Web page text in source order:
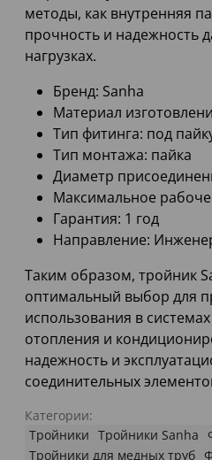
методы, как внутренняя
прочность и надежность
нагрузках.
Бренд: Sanha
Материал
Тип фитинга: под
Тип монтажа: пайка
Диаметр
Максимальное
Гарантия: 1 год
Направление:
Таким образом, тройник
оптимальный выбор для
использования в
отопления и
надежность и
соединительных
Категории:
Тройники Тройники Sanha
Тройники для медных труб